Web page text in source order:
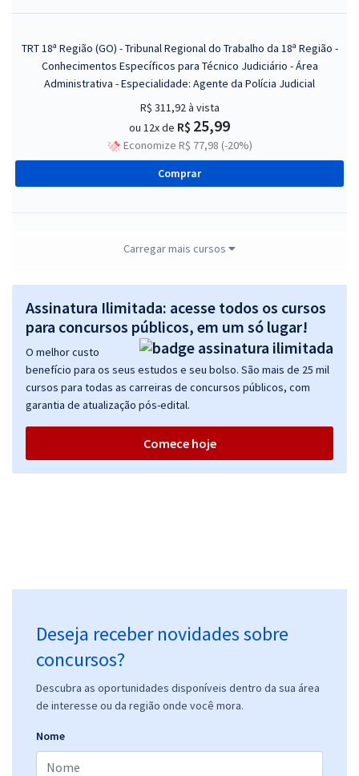
TRT 18ª Região (GO) - Tribunal Regional do Trabalho da 18ª Região -
Conhecimentos Específicos para Técnico Judiciário - Área
Administrativa - Especialidade: Agente da Polícia Judicial
R$ 311,92à vista
ou 12x de R$ 25,99
Economize R$ 77,98 (-20%)
Comprar
TRT 18ª Região (GO) - Tribunal Regional do Trabalho da 18ª Região -
Contabilidade
R$ 399,84à vista
ou 12x deR$ 33,32
Economize R$ 99,96 (-20%)
Comprar
TRT 18ª Região (GO) - Tribunal Regional do Trabalho da 18ª Região -
Conhecimentos Específicos para o cargo de Analista Judiciário -
TRT 18ª Região (GO) - Tribunal Regional do Trabalho da 18ª Região -
Técnico Judiciário - Área: Administrativa
R$ 343,84à vista
ou 12x de R$28,65
Comprar
Carregar mais cursos
Assinatura Ilimitada: acesse todos os cursos
para concursos públicos, em um só lugar!
O melhor custo
benefício para os seus estudos e seu bolso. São mais de 25 mil
cursos para todas as carreiras de concursos públicos, com
garantia de atualização pós-edital.
Comece hoje
Deseja receber novidades sobre
concursos?
Descubra as oportunidades disponíveis dentro da sua área
de interesse ou da região onde você mora.
Nome